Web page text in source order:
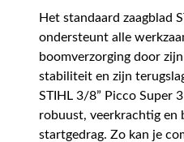
Het standaard zaagblad
ondersteunt alle
boomverzorging door
stabiliteit en zijn
STIHL 3/8” Picco Super
robuust, veerkrachtig en
startgedrag. Zo kan je